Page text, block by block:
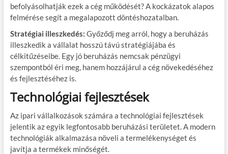
befolyásolhatják ezek a cég működését? A kockázatok alapos
felmérése segít a megalapozott döntéshozatalban.
Stratégiai illeszkedés: Győződj meg arról, hogy a beruházás
illeszkedik a vállalat hosszú távú stratégiájába és
célkitűzéseibe. Egy jó beruházás nemcsak pénzügyi
szempontból éri meg, hanem hozzájárul a cég növekedéséhez
és fejlesztéséhez is.
Technológiai fejlesztések
Az ipari vállalkozások számára a technológiai fejlesztések
jelentik az egyik legfontosabb beruházási területet. A modern
technológiák alkalmazása növeli a termelékenységet és
javítja a termékek minőségét.